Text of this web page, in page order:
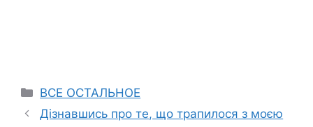
Categories
ВСЕ ОСТАЛЬНОЕ
Дізнавшись про те, що трапилося з моєю